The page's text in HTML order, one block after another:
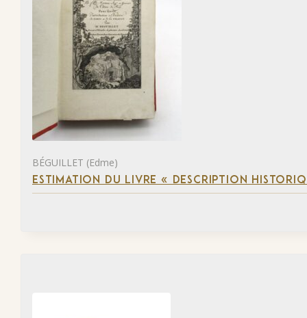
BÉGUILLET (Edme)
ESTIMATION DU LIVRE « DESCRIPTION